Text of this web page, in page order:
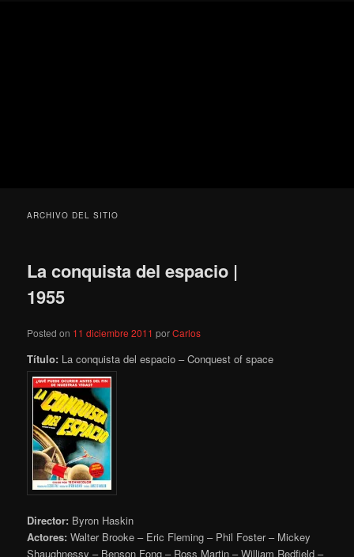
ARCHIVO DEL SITIO
La conquista del espacio |
1955
Posted on 11 diciembre 2011 porCarlos
Título: La conquista del espacio – Conquest of space
Director: Byron Haskin
Actores: Walter Brooke – Eric Fleming – Phil Foster – Mickey
Shaughnessy – Benson Fong – Ross Martin – William Redfield –